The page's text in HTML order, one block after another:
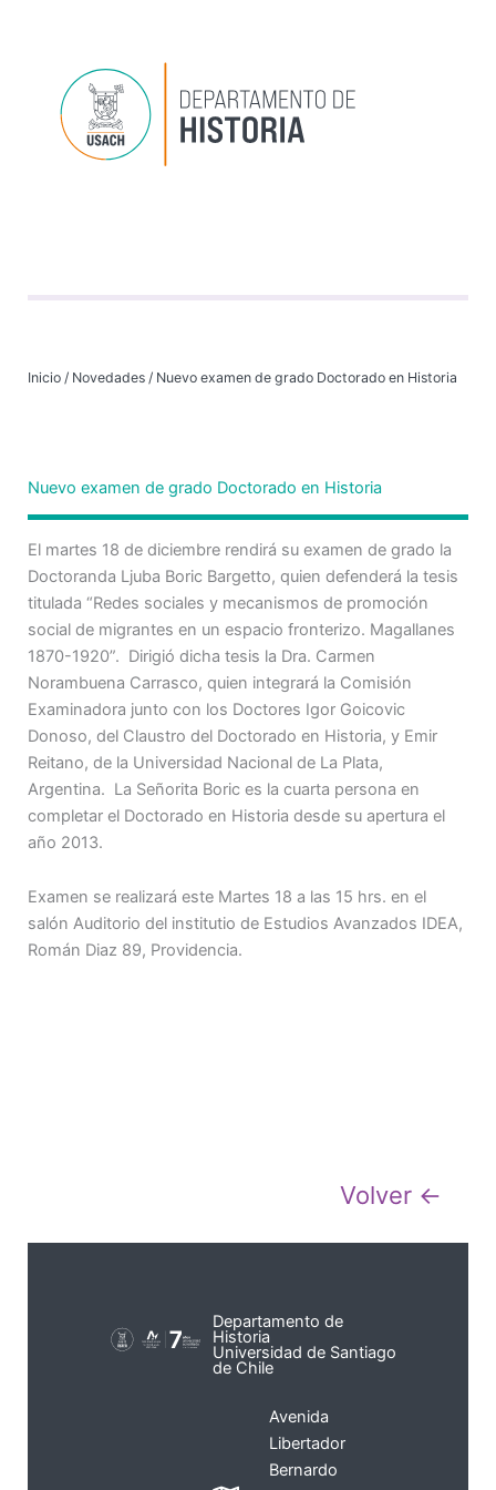
Inicio/ Novedades/ Nuevo examen de grado Doctorado en Historia
Nuevo examen de grado Doctorado en Historia
El martes 18 de diciembre rendirá su examen de grado la
Doctoranda Ljuba Boric Bargetto, quien defenderá la tesis
titulada “Redes sociales y mecanismos de promoción
social de migrantes en un espacio fronterizo. Magallanes
1870-1920”. Dirigió dicha tesis la Dra. Carmen
Norambuena Carrasco, quien integrará la Comisión
Examinadora junto con los Doctores Igor Goicovic
Donoso, del Claustro del Doctorado en Historia, y Emir
Reitano, de la Universidad Nacional de La Plata,
Argentina. La Señorita Boric es la cuarta persona en
completar el Doctorado en Historia desde su apertura el
año 2013.
Examen se realizará este Martes 18 a las 15 hrs. en el
salón Auditorio del institutio de Estudios Avanzados IDEA,
Román Diaz 89, Providencia.
Volver ←
Departamento de
Historia
Universidad de Santiago
de Chile
Avenida
Libertador
Bernardo